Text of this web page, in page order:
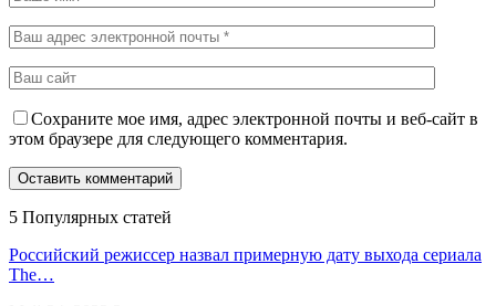
Сохраните мое имя, адрес электронной почты и веб-сайт в
этом браузере для следующего комментария.
5 Популярных статей
Российский режиссер назвал примерную дату выхода сериала
The…